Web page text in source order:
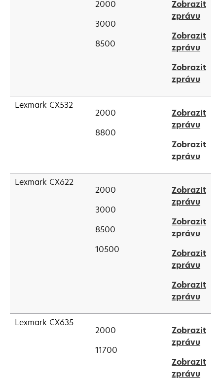
new
tab
2000
3000
8500
Zobrazit
zprávu
a
new
tab
Zobrazit
zprávu
a
new
tab
Zobrazit
zprávu
new
tab
Lexmark CX532
2000
8800
Zobrazit
zprávu
a
new
tab
Zobrazit
zprávu
new
tab
Lexmark CX622
2000
3000
8500
10500
Zobrazit
zprávu
a
new
tab
Zobrazit
zprávu
a
new
tab
Zobrazit
zprávu
a
new
tab
Zobrazit
zprávu
new
tab
Lexmark CX635
2000
11700
Zobrazit
zprávu
a
new
Zobrazit
zprávu